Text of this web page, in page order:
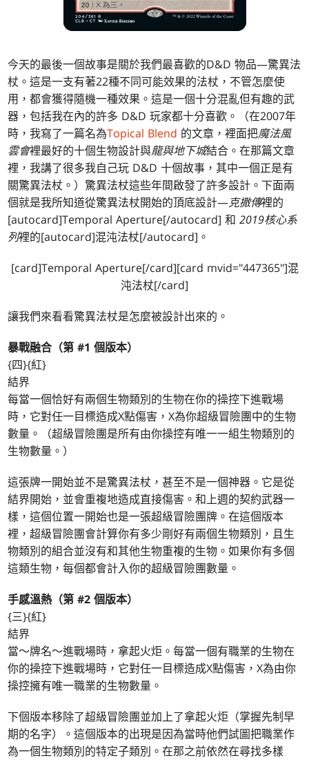
今天的最後一個故事是關於我們最喜歡的D&D 物品—驚異法
杖。這是一支有著22種不同可能效果的法杖，不管怎麼使
用，都會獲得隨機一種效果。這是一個十分混亂但有趣的武
器，包括我在內的許多 D&D 玩家都十分喜歡。（在2007年
時，我寫了一篇名為Topical Blend 的文章，裡面把魔法風
雲會裡最好的十個生物設計與龍與地下城結合。在那篇文章
裡，我講了很多我自己玩 D&D 十個故事，其中一個正是有
關驚異法杖。）驚異法杖這些年間啟發了許多設計。下面兩
個就是我所知道從驚異法杖開始的頂底設計—克撒傳裡的
[autocard]Temporal Aperture[/autocard] 和2019核心系
列裡的[autocard]混沌法杖[/autocard]。
[card]Temporal Aperture[/card][card mvid="447365"]混
沌法杖[/card]
讓我們來看看驚異法杖是怎麼被設計出來的。
暴戰融合（第 #1 個版本）
{四}{紅}
結界
每當一個恰好有兩個生物類別的生物在你的操控下進戰場
時，它對任一目標造成X點傷害，X為你超級冒險團中的生物
數量。（超級冒險團是所有由你操控有唯一一組生物類別的
生物數量。）
這張牌一開始並不是驚異法杖，甚至不是一個神器。它是從
結界開始，並會重複地造成直接傷害。和上週的契約武器一
樣，這個位置一開始也是一張超級冒險團牌。在這個版本
裡，超級冒險團會計算你有多少剛好有兩個生物類別，且生
物類別的組合並沒有和其他生物重複的生物。如果你有多個
這類生物，每個都會計入你的超級冒險團數量。
手感溫熱（第 #2 個版本）
{三}{紅}
結界
當～牌名～進戰場時，拿起火炬。每當一個有職業的生物在
你的操控下進戰場時，它對任一目標造成X點傷害，X為由你
操控擁有唯一職業的生物數量。
下個版本移除了超級冒險團並加上了拿起火炬（掌握先制早
期的名字）。這個版本的出現是因為當時他們試圖把職業作
為一個生物類別的特定子類別。在那之前依然在尋找多樣